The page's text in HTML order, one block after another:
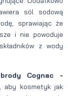
sól sodową
sprawiając że
i nie powoduje
z wody
Cognac -
aby kosmetyk jak